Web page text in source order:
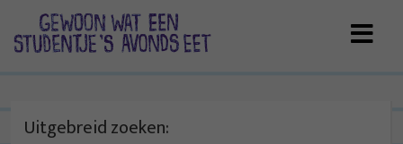
Uitgebreid zoeken: